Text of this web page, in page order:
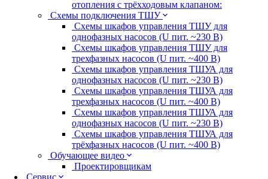
отопления с трёхходовым клапаном:
Схемы подключения ТШУ
Схемы шкафов управления ТШУ для
однофазных насосов (U пит. ~230 В)
Схемы шкафов управления ТШУ для
трехфазных насосов (U пит. ~400 В)
Схемы шкафов управления ТШУА для
однофазных насосов (U пит. ~230 В)
Схемы шкафов управления ТШУА для
трехфазных насосов (U пит. ~400 В)
Схемы шкафов управления ТШУА для
однофазных насосов (U пит. ~230 В)
Схемы шкафов управления ТШУА для
трёхфазных насосов (U пит. ~400 В)
Обучающее видео
Проектировщикам
Сервис